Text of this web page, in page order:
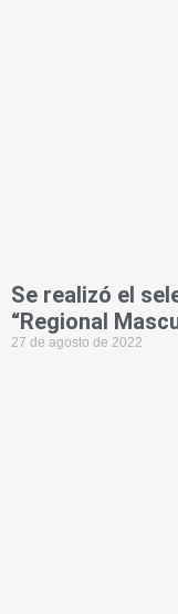
Se realizó el
“Regional
27 de agosto de 2022